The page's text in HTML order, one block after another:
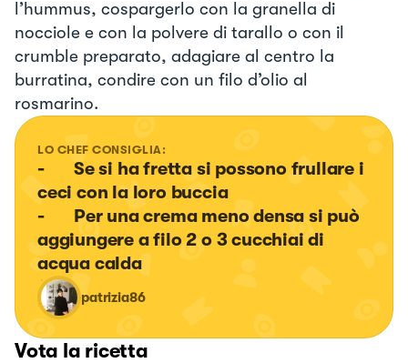
l’hummus, cospargerlo con la granella di
nocciole e con la polvere di tarallo o con il
crumble preparato, adagiare al centro la
burratina, condire con un filo d’olio al
rosmarino.
LO CHEF CONSIGLIA:
-	Se si ha fretta si possono frullare i
ceci con la loro buccia
-	Per una crema meno densa si può
aggiungere a filo 2 o 3 cucchiai di
acqua calda
patrizia86
Vota la ricetta